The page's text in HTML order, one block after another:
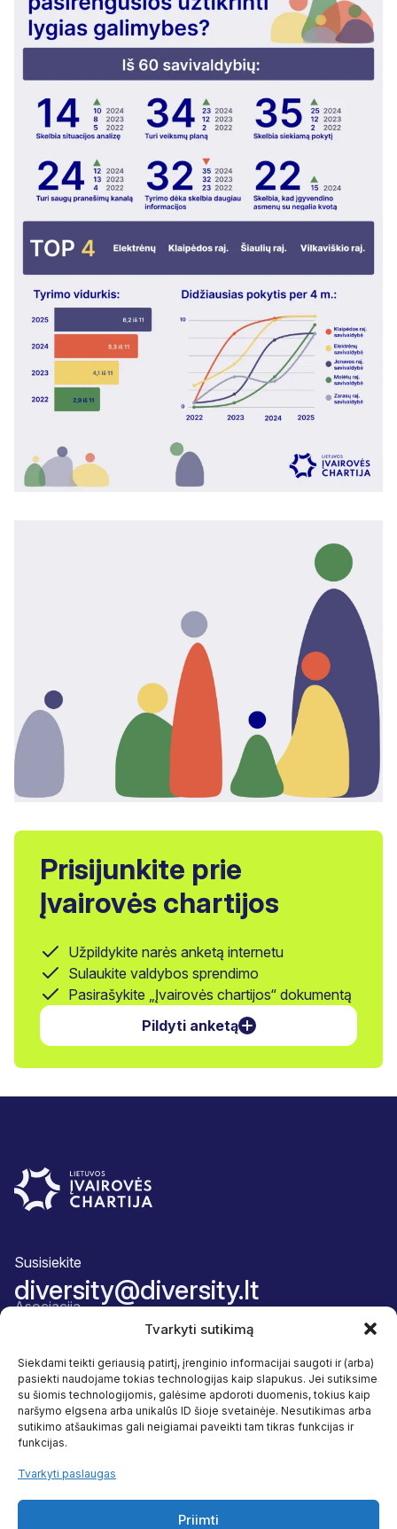
Tvarkyti sutikimą
Siekdami teikti geriausią patirtį, įrenginio informacijai saugoti ir (arba)
pasiekti naudojame tokias technologijas kaip slapukus. Jei sutiksime
su šiomis technologijomis, galėsime apdoroti duomenis, tokius kaip
naršymo elgsena arba unikalūs ID šioje svetainėje. Nesutikimas arba
sutikimo atšaukimas gali neigiamai paveikti tam tikras funkcijas ir
funkcijas.
Tvarkyti paslaugas
Priimti
Prisijunkite prie
Įvairovės chartijos
Užpildykite narės anketą internetu
Sulaukite valdybos sprendimo
Pasirašykite „Įvairovės chartijos“ dokumentą
Pildyti anketą
Susisiekite
diversity@diversity.lt
Asociacija
Narystės paketas
Atskaitingumas
Veikla
Įvairovė ir įtrauktis
Naudos
Programos
Naudingi šaltiniai